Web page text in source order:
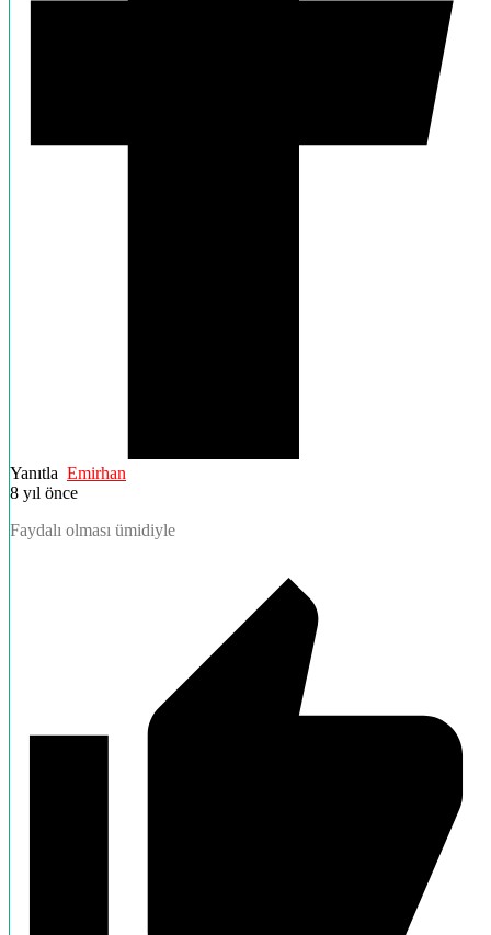
Yanıtla Emirhan
8 yıl önce
Faydalı olması ümidiyle